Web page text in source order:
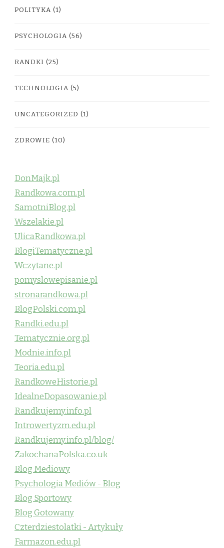
POLITYKA (1)
PSYCHOLOGIA (56)
RANDKI (25)
TECHNOLOGIA (5)
UNCATEGORIZED (1)
ZDROWIE (10)
DonMajk.pl
Randkowa.com.pl
SamotniBlog.pl
Wszelakie.pl
UlicaRandkowa.pl
BlogiTematyczne.pl
Wczytane.pl
pomyslowepisanie.pl
stronarandkowa.pl
BlogPolski.com.pl
Randki.edu.pl
Tematycznie.org.pl
Modnie.info.pl
Teoria.edu.pl
RandkoweHistorie.pl
IdealneDopasowanie.pl
Randkujemy.info.pl
Introwertyzm.edu.pl
Randkujemy.info.pl/blog/
ZakochanaPolska.co.uk
Blog Mediowy
Psychologia Mediów - Blog
Blog Sportowy
Blog Gotowany
Czterdziestolatki - Artykuły
Farmazon.edu.pl